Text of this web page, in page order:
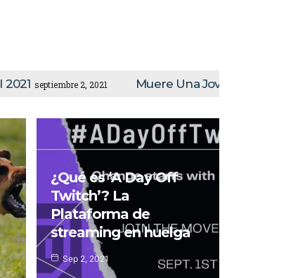
Muere Una Joven Tras Ser Atacada Por Una Jauría
¿Qué es ‘A Day Off
Twitch’? La
Plataforma de
streaming en huelga
Sep 2, 2021